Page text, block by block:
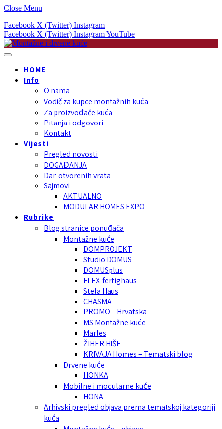
Close Menu
Facebook X (Twitter) Instagram
Facebook X (Twitter) InstagramYouTube
HOME
Info
O nama
Vodič za kupce montažnih kuća
Za proizvođače kuća
Pitanja i odgovori
Kontakt
Vijesti
Pregled novosti
DOGAĐANJA
Dan otvorenih vrata
Sajmovi
AKTUALNO
MODULAR HOMES EXPO
Rubrike
Blog stranice ponuđača
Montažne kuće
DOMPROJEKT
Studio DOMUS
DOMUSplus
FLEX-fertighaus
Stela Haus
CHASMA
PROMO – Hrvatska
MS Montažne kuće
Marles
ŽIHER HIŠE
KRIVAJA Homes – Tematski blog
Drvene kuće
HONKA
Mobilne i modularne kuće
HÖNA
Arhivski pregled objava prema tematskoj kategoriji
kuća